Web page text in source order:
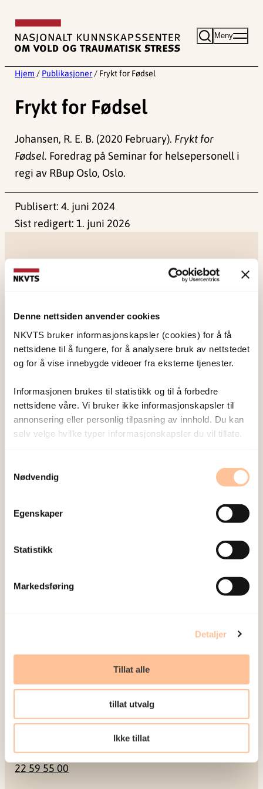
Denne nettsiden anvender cookies
NKVTS bruker informasjonskapsler (cookies) for å få
nettsidene til å fungere, for å analysere bruk av nettstedet
og for å vise innebygde videoer fra eksterne tjenester.
Informasjonen brukes til statistikk og til å forbedre
nettsidene våre. Vi bruker ikke informasjonskapsler til
annonsering eller personlig tilpasning av innhold. Du kan
selv velge hvilke typer informasjonskapsler du vil tillate.
Nødvendig
Egenskaper
Statistikk
Markedsføring
Detaljer
Tillat alle
tillat utvalg
Ikke tillat
innhold
Meny
Hjem / Publikasjoner / Frykt for Fødsel
Frykt for Fødsel
Johansen, R. E. B. (2020 February). Frykt for
Fødsel. Foredrag på Seminar for helsepersonell i
regi av RBup Oslo, Oslo.
Publisert:4. juni 2024
Sist redigert: 1. juni 2026
NKVTS utvikler og sprer kunnskap og kompetanse
om vold og traumatisk stress. Formålet er å bidra
til å forebygge og redusere de helsemessige og
sosiale konsekvensene som vold og traumatisk
Om oss
Ansatte
Publikasjoner
Meld deg på vårt nyhetsbrev
Pb. 181 Nydalen
Besøksadresse
22 59 55 00